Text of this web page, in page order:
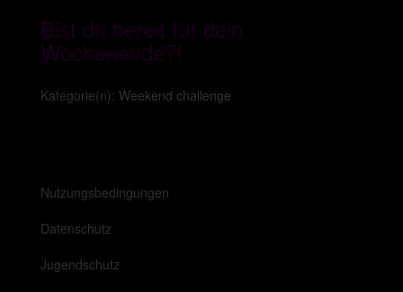
Bist du bereit für dein
Wochenende?!
Kategorie(n): Weekend challenge
Nutzungsbedingungen
Datenschutz
Jugendschutz